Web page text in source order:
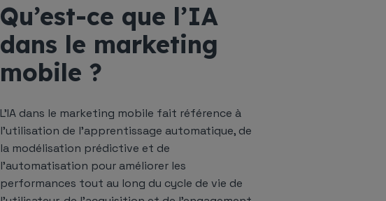
Qu’est-ce que l’IA
dans le marketing
mobile ?
L’IA dans le marketing mobile fait référence à
l’utilisation de l’apprentissage automatique, de
la modélisation prédictive et de
l’automatisation pour améliorer les
performances tout au long du cycle de vie de